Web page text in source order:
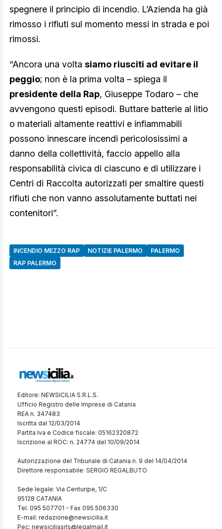
spegnere il principio di incendio. L’Azienda ha già
rimosso i rifiuti sul momento messi in strada e poi
rimossi.
“Ancora una volta siamo riusciti ad evitare il
peggio; non è la prima volta – spiega il
presidente della Rap, Giuseppe Todaro – che
avvengono questi episodi. Buttare batterie al litio
o materiali altamente reattivi e infiammabili
possono innescare incendi pericolosissimi a
danno della collettività, faccio appello alla
responsabilità civica di ciascuno e di utilizzare i
Centri di Raccolta autorizzati per smaltire questi
rifiuti che non vanno assolutamente buttati nei
contenitori”.
INCENDIO MEZZO RAP NOTIZIE PALERMO
PALERMO
RAP PALERMO
Editore: NEWSICILIA S.R.L.S.
Ufficio Registro delle Imprese di Catania
REA n. 347483
Iscritta dal 12/03/2014
Partita Iva e Codice fiscale: 05162320872
Iscrizione al ROC: n. 24774 del 10/09/2014
Autorizzazione del Tribunale di Catania n. 9 del 14/04/2014
Direttore responsabile: SERGIO REGALBUTO
Sede legale: Via Centuripe, 1/C
95128 CATANIA
Tel. 095 507701 - Fax 095 506330
E-mail: redazione@newsicilia.it
Pec: newsiciliasrls@legalmail.it